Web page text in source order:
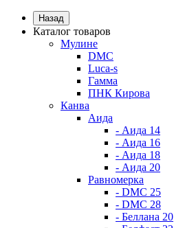
Назад
Каталог товаров
Мулине
DMC
Luca-s
Гамма
ПНК Кирова
Канва
Аида
- Аида 14
- Аида 16
- Аида 18
- Аида 20
Равномерка
- DMC 25
- DMC 28
- Беллана 20